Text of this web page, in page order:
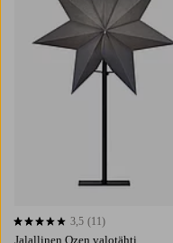
Jalallinen Ozen valotähti
3,5 perustuen 11 arvosanaan
3,5 (11)